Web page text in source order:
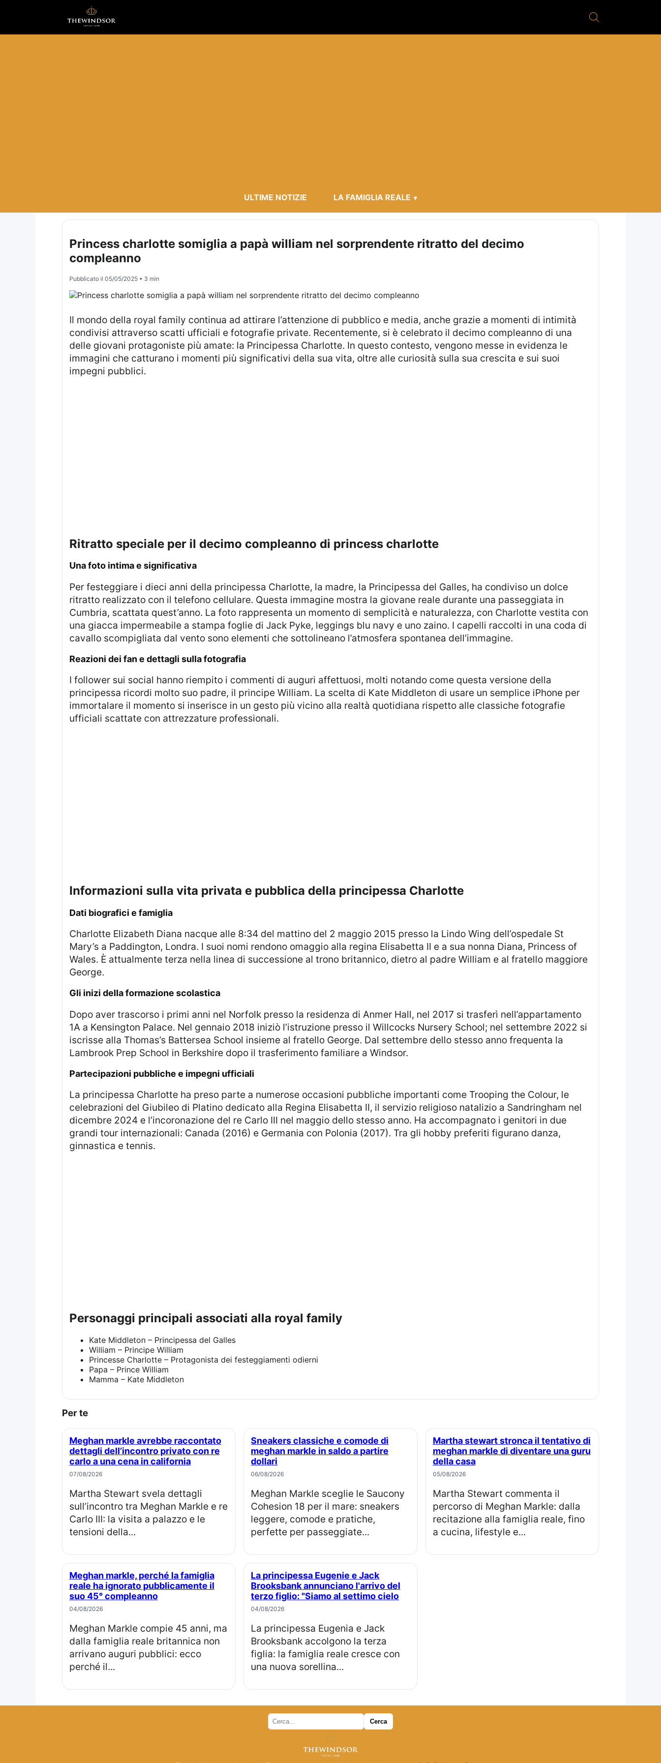
ULTIME NOTIZIE LA FAMIGLIA REALE
Princess charlotte somiglia a papà william nel sorprendente ritratto del decimo
compleanno
Pubblicato il 05/05/2025• 3 min
Il mondo della royal family continua ad attirare l’attenzione di pubblico e media, anche grazie a momenti di intimità
condivisi attraverso scatti ufficiali e fotografie private. Recentemente, si è celebrato il decimo compleanno di una
delle giovani protagoniste più amate: la Principessa Charlotte. In questo contesto, vengono messe in evidenza le
immagini che catturano i momenti più significativi della sua vita, oltre alle curiosità sulla sua crescita e sui suoi
impegni pubblici.
ritratto speciale per il decimo compleanno di princess charlotte
una foto intima e significativa
Per festeggiare i dieci anni della principessa Charlotte, la madre, la Principessa del Galles, ha condiviso un dolce
ritratto realizzato con il telefono cellulare. Questa immagine mostra la giovane reale durante una passeggiata in
Cumbria, scattata quest’anno. La foto rappresenta un momento di semplicità e naturalezza, con Charlotte vestita con
una giacca impermeabile a stampa foglie di Jack Pyke, leggings blu navy e uno zaino. I capelli raccolti in una coda di
cavallo scompigliata dal vento sono elementi che sottolineano l’atmosfera spontanea dell’immagine.
reazioni dei fan e dettagli sulla fotografia
I follower sui social hanno riempito i commenti di auguri affettuosi, molti notando come questa versione della
principessa ricordi molto suo padre, il principe William. La scelta di Kate Middleton di usare un semplice iPhone per
immortalare il momento si inserisce in un gesto più vicino alla realtà quotidiana rispetto alle classiche fotografie
ufficiali scattate con attrezzature professionali.
informazioni sulla vita privata e pubblica della principessa Charlotte
dati biografici e famiglia
Charlotte Elizabeth Diana nacque alle 8:34 del mattino del 2 maggio 2015 presso la Lindo Wing dell’ospedale St
Mary’s a Paddington, Londra. I suoi nomi rendono omaggio alla regina Elisabetta II e a sua nonna Diana, Princess of
Wales. È attualmente terza nella linea di successione al trono britannico, dietro al padre William e al fratello maggiore
George.
gli inizi della formazione scolastica
Dopo aver trascorso i primi anni nel Norfolk presso la residenza di Anmer Hall, nel 2017 si trasferì nell’appartamento
1A a Kensington Palace. Nel gennaio 2018 iniziò l’istruzione presso il Willcocks Nursery School; nel settembre 2022 si
iscrisse alla Thomas’s Battersea School insieme al fratello George. Dal settembre dello stesso anno frequenta la
Lambrook Prep School in Berkshire dopo il trasferimento familiare a Windsor.
partecipazioni pubbliche e impegni ufficiali
La principessa Charlotte ha preso parte a numerose occasioni pubbliche importanti come Trooping the Colour, le
celebrazioni del Giubileo di Platino dedicato alla Regina Elisabetta II, il servizio religioso natalizio a Sandringham nel
dicembre 2024 e l’incoronazione del re Carlo III nel maggio dello stesso anno. Ha accompagnato i genitori in due
grandi tour internazionali: Canada (2016) e Germania con Polonia (2017). Tra gli hobby preferiti figurano danza,
ginnastica e tennis.
personaggi principali associati alla royal family
Kate Middleton – Principessa del Galles
William – Principe William
Princesse Charlotte – Protagonista dei festeggiamenti odierni
Papa – Prince William
Mamma – Kate Middleton
Per te
Meghan markle avrebbe raccontato
dettagli dell’incontro privato con re
carlo a una cena in california
07/08/2026
Martha Stewart svela dettagli
sull’incontro tra Meghan Markle e re
Carlo III: la visita a palazzo e le
tensioni della...
Sneakers classiche e comode di
meghan markle in saldo a partire
dollari
06/08/2026
Meghan Markle sceglie le Saucony
Cohesion 18 per il mare: sneakers
leggere, comode e pratiche,
perfette per passeggiate...
Martha stewart stronca il tentativo di
meghan markle di diventare una guru
della casa
05/08/2026
Martha Stewart commenta il
percorso di Meghan Markle: dalla
recitazione alla famiglia reale, fino
a cucina, lifestyle e...
Meghan markle, perché la famiglia
reale ha ignorato pubblicamente il
suo 45° compleanno
04/08/2026
Meghan Markle compie 45 anni, ma
dalla famiglia reale britannica non
arrivano auguri pubblici: ecco
perché il...
La principessa Eugenie e Jack
Brooksbank annunciano l'arrivo del
terzo figlio: "Siamo al settimo cielo
04/08/2026
La principessa Eugenia e Jack
Brooksbank accolgono la terza
figlia: la famiglia reale cresce con
una nuova sorellina...